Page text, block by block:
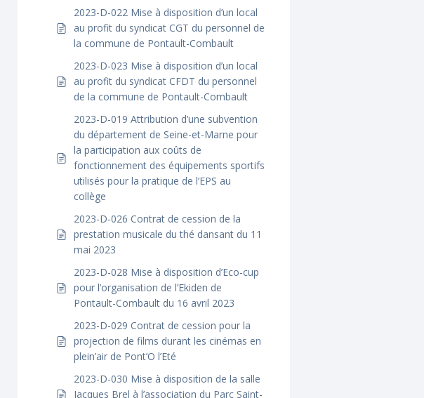
2023-D-022 Mise à disposition d’un local
au profit du syndicat CGT du personnel de
la commune de Pontault-Combault
2023-D-023 Mise à disposition d’un local
au profit du syndicat CFDT du personnel
de la commune de Pontault-Combault
2023-D-019 Attribution d’une subvention
du département de Seine-et-Marne pour
la participation aux coûts de
fonctionnement des équipements sportifs
utilisés pour la pratique de l’EPS au
collège
2023-D-026 Contrat de cession de la
prestation musicale du thé dansant du 11
mai 2023
2023-D-028 Mise à disposition d’Eco-cup
pour l’organisation de l’Ekiden de
Pontault-Combault du 16 avril 2023
2023-D-029 Contrat de cession pour la
projection de films durant les cinémas en
plein’air de Pont’O l’Eté
2023-D-030 Mise à disposition de la salle
Jacques Brel à l’association du Parc Saint-